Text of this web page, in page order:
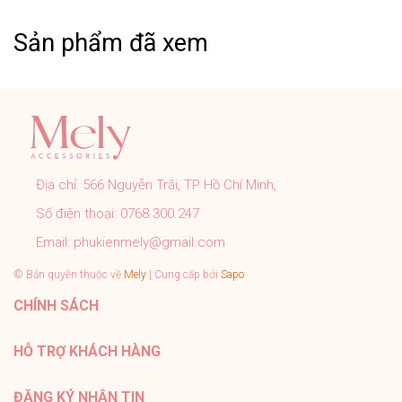
➤ Khách cần hỗ trợ các vấn đề khách vui lòng inbox
trực tiếp cho shop.
➤ Sản phẩm đúng với mô tả, hình ảnh shop đăng.
➤ Đơn hàng được kiểm tra, đóng gói cẩn thận đúng quy
trình trước khi gửi.
➤ Tất cả sản phẩm của Mely đều có chính sách bảo
hành rõ ràng.
➤ Tư vấn nhiệt tình 24/7, hỗ trợ khách tận tình sau bán
#PhukienMELY #phukienthoitrang #accessories
#phukien #mely #titan #trangsuc
Sản phẩm đã xem
Địa chỉ: 566 Nguyễn Trãi, TP Hồ Chí Minh,
Số điện thoại: 0768.300.247
Email: phukienmely@gmail.com
© Bản quyền thuộc về Mely | Cung cấp bởi Sapo
CHÍNH SÁCH
HỖ TRỢ KHÁCH HÀNG
ĐĂNG KÝ NHẬN TIN